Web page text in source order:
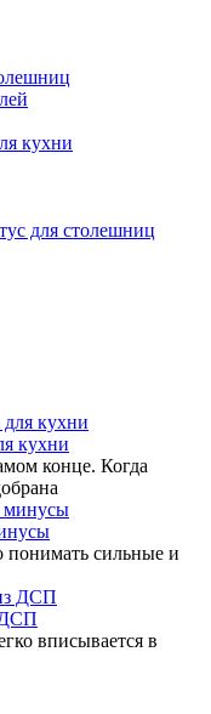
кухни
для столешниц
кухни
конце. Когда
сильные и
ДСП
вписывается в